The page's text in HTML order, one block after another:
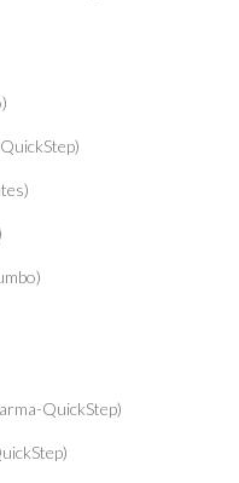
QuickStep)